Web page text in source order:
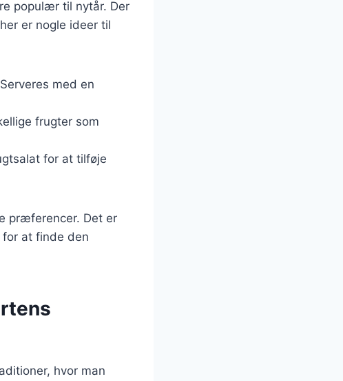
populær til nytår. Der
er nogle ideer til
med en
frugter som
for at tilføje
præferencer. Det er
at finde den
hvor man